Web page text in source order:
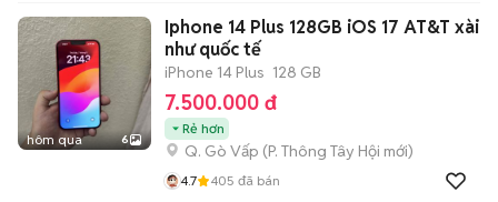
hôm qua 6
Iphone 14 Plus 128GB iOS 17 AT&T xài
như quốc tế
iPhone 14 Plus 128 GB
7.500.000 đ
Rẻ hơn
Q. Gò Vấp (P. Thông Tây Hội mới)
4.7 405 đã bán